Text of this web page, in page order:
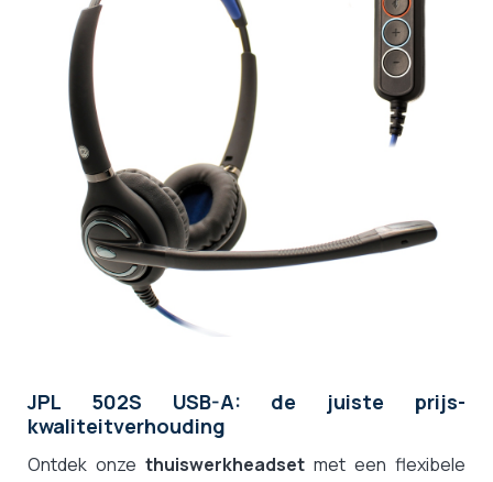
JPL 502S USB-A: de juiste prijs-
kwaliteitverhouding
Ontdek onze thuiswerkheadset met een flexibele